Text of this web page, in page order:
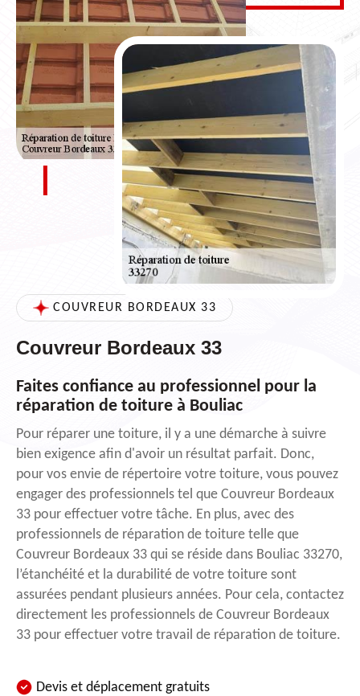
COUVREUR BORDEAUX 33
Couvreur Bordeaux 33
Faites confiance au professionnel pour la
réparation de toiture à Bouliac
Pour réparer une toiture, il y a une démarche à suivre
bien exigence afin d'avoir un résultat parfait. Donc,
pour vos envie de répertoire votre toiture, vous pouvez
engager des professionnels tel que Couvreur Bordeaux
33 pour effectuer votre tâche. En plus, avec des
professionnels de réparation de toiture telle que
Couvreur Bordeaux 33 qui se réside dans Bouliac 33270,
l’étanchéité et la durabilité de votre toiture sont
assurées pendant plusieurs années. Pour cela, contactez
directement les professionnels de Couvreur Bordeaux
33 pour effectuer votre travail de réparation de toiture.
Devis et déplacement gratuits